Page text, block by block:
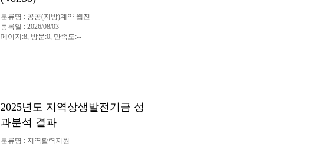
분류명 : 공공(지방)계약 웹진
등록일 : 2026/08/03
페이지:8, 방문:0, 만족도:--
2025년도 지역상생발전기금 성
과분석 결과
분류명 : 지역활력지원